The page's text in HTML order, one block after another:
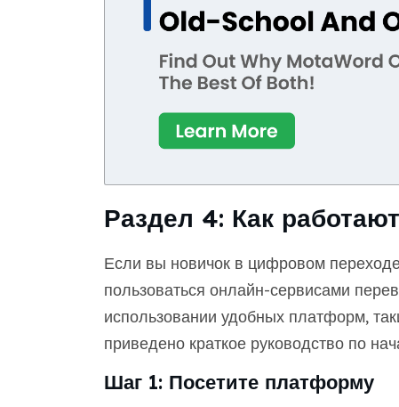
Раздел 4: Как
Если вы новичок в цифровом
пользоваться онлайн-сервисами
использовании удобных платформ,
приведено краткое руководство по
Шаг 1: Посетите платформу